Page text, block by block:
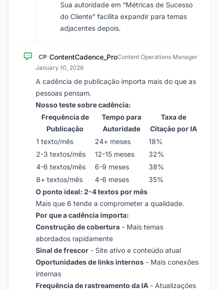
Sua autoridade em “Métricas de Sucesso
do Cliente” facilita expandir para temas
adjacentes depois.
CP ContentCadence_ProContent Operations Manager·
January 10, 2026
A cadência de publicação importa mais do que as
pessoas pensam.
Nosso teste sobre cadência:
Frequência de
Publicação
Tempo para
Autoridade
Taxa de
Citação por IA
1 texto/mês
24+ meses
18%
2-3 textos/mês
12-15 meses
32%
4-6 textos/mês
6-9 meses
38%
8+ textos/mês
4-6 meses
35%
O ponto ideal: 2-4 textos por mês
Mais que 6 tende a comprometer a qualidade.
Por que a cadência importa:
Construção de cobertura - Mais temas
abordados rapidamente
Sinal de frescor - Site ativo e conteúdo atual
Oportunidades de links internos - Mais conexões
internas
Frequência de rastreamento da IA - Atualizações